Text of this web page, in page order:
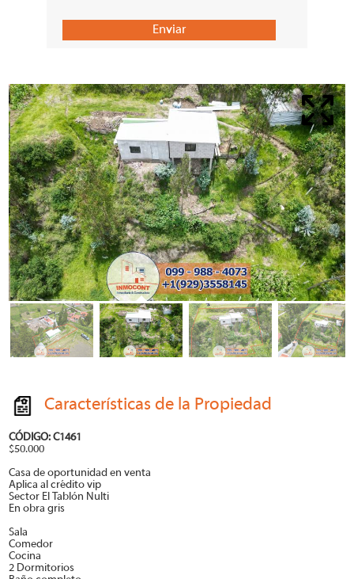
Características de la Propiedad
CÓDIGO: C1461
$50.000
Casa de oportunidad en venta
Aplica al crédito vip
Sector El Tablón Nulti
En obra gris
Sala
Comedor
Cocina
2 Dormitorios